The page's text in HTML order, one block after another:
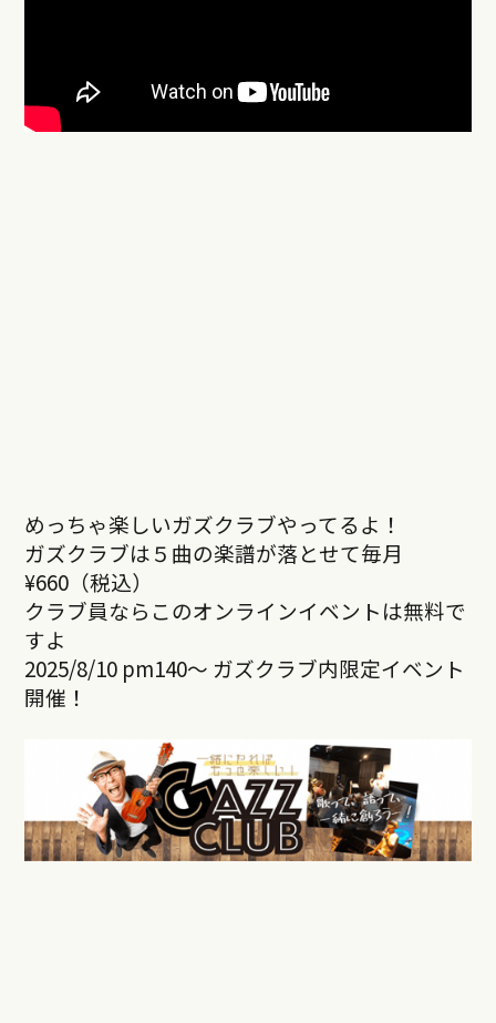
めっちゃ楽しいガズクラブやってるよ！
ガズクラブは５曲の楽譜が落とせて毎月
¥660（税込）
クラブ員ならこのオンラインイベントは無料で
すよ
2025/8/10 pm140～ ガズクラブ内限定イベント
開催！